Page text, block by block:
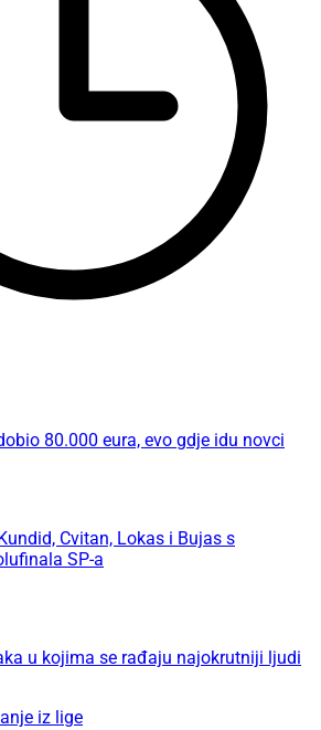
80.000 eura, evo gdje idu novci
Cvitan, Lokas i Bujas s
SP-a
u kojima se rađaju najokrutniji ljudi
iz lige